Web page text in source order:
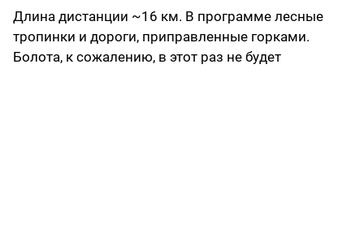
Длина дистанции ~16 км. В программе лесные
тропинки и дороги, приправленные горками.
Болота, к сожалению, в этот раз не будет